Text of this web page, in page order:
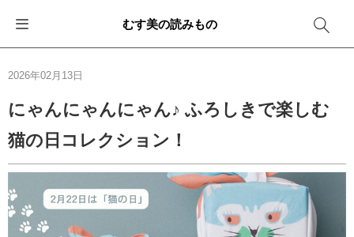
むす美の読みもの
2026年02月13日
にゃんにゃんにゃん♪ ふろしきで楽しむ
猫の日コレクション！
イベント・キャンペーン
新商品
その他
エコバッグ
おしゃれコーデバッグ
箱を包む
お酒を包む
簡単「バッグアレンジ」
ファッション
インテリア
雨の日
卒業・入学
退職・異動
出産